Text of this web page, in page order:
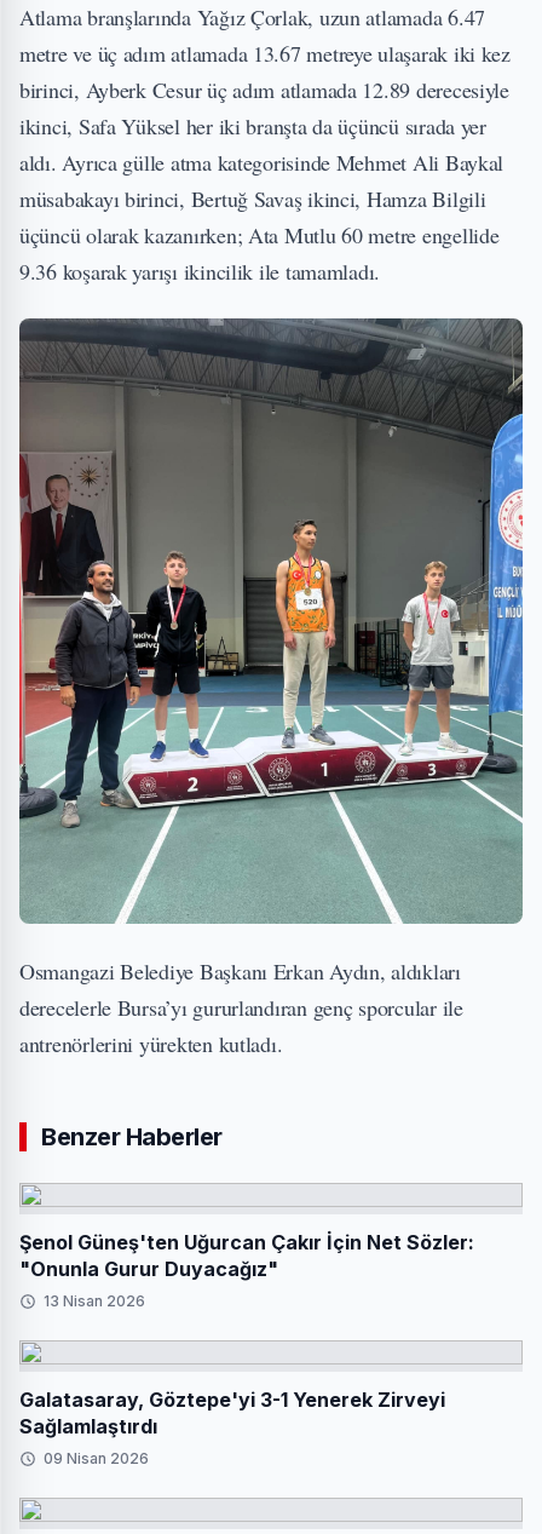
Atlama branşlarında Yağız Çorlak, uzun atlamada 6.47
metre ve üç adım atlamada 13.67 metreye ulaşarak iki kez
birinci, Ayberk Cesur üç adım atlamada 12.89 derecesiyle
ikinci, Safa Yüksel her iki branşta da üçüncü sırada yer
aldı. Ayrıca gülle atma kategorisinde Mehmet Ali Baykal
müsabakayı birinci, Bertuğ Savaş ikinci, Hamza Bilgili
üçüncü olarak kazanırken; Ata Mutlu 60 metre engellide
9.36 koşarak yarışı ikincilik ile tamamladı.
Osmangazi Belediye Başkanı Erkan Aydın, aldıkları
derecelerle Bursa’yı gururlandıran genç sporcular ile
antrenörlerini yürekten kutladı.
Benzer Haberler
Şenol Güneş'ten Uğurcan Çakır İçin Net Sözler:
"Onunla Gurur Duyacağız"
13 Nisan 2026
Galatasaray, Göztepe'yi 3-1 Yenerek Zirveyi
Sağlamlaştırdı
09 Nisan 2026